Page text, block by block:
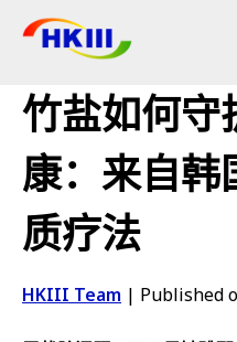
竹盐如何守
康：来自韩
质疗法
HKIII Team | Published